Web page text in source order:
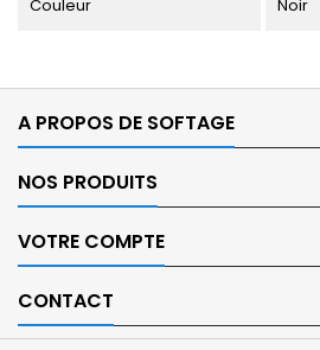
Couleur Noir
A PROPOS DE SOFTAGE
NOS PRODUITS
VOTRE COMPTE
CONTACT